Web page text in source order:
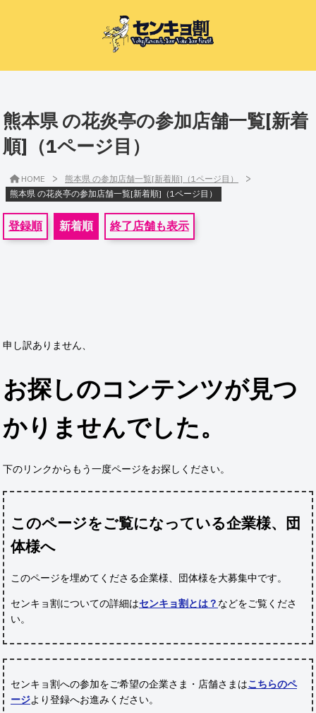
熊本県 の花炎亭の参加店舗一覧[新着
順]（1ページ目）
HOME > 熊本県 の参加店舗一覧[新着順]（1ページ目） >
熊本県 の花炎亭の参加店舗一覧[新着順]（1ページ目）
登録順 新着順 終了店舗も表示
申し訳ありません、
お探しのコンテンツが見つ
かりませんでした。
下のリンクからもう一度ページをお探しください。
このページをご覧になっている企業様、団
体様へ
このページを埋めてくださる企業様、団体様を大募集中です。
センキョ割についての詳細はセンキョ割とは？ などをご覧くださ
い。
センキョ割への参加をご希望の企業さま・店舗さまはこちらのペ
ージより登録へお進みください。